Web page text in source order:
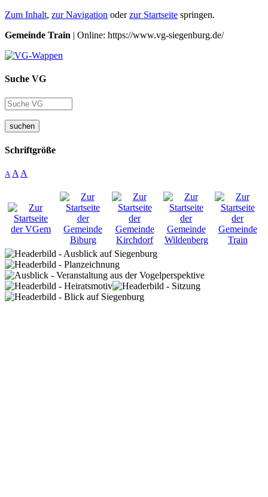
Zum Inhalt, zur Navigation oderzur Startseite springen.
Gemeinde Train | Online: https://www.vg-siegenburg.de/
Suche VG
suchen
Schriftgröße
A A A